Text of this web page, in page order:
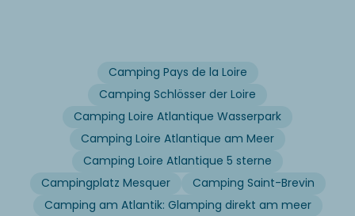
Camping Pays de la Loire
Camping Schlösser der Loire
Camping Loire Atlantique Wasserpark
Camping Loire Atlantique am Meer
Camping Loire Atlantique 5 sterne
Campingplatz Mesquer
Camping Saint-Brevin
Camping am Atlantik: Glamping direkt am meer